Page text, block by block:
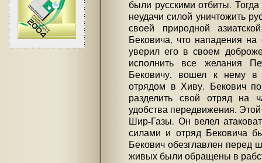
были русскими отбиты.
неудачи силой уничтожить
своей природной
Бековича, что нападения
уверил его в своем
исполнить все желания
Бековичу, вошел к нему
отрядом в Хиву. Бекович
разделить свой отряд на
удобства передвижения.
Шир-Газы. Он велел
силами и отряд Бековича
Бекович обезглавлен
живых были обращены в